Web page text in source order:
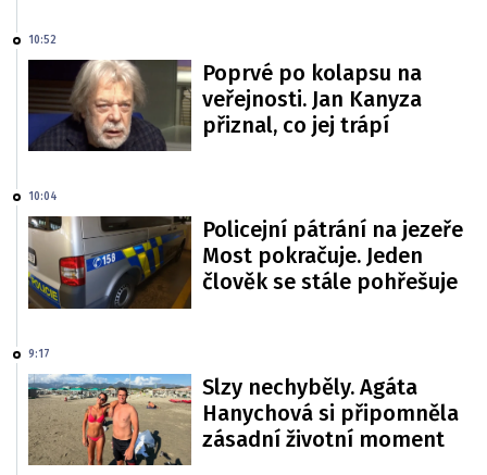
10:52
Poprvé po kolapsu na
veřejnosti. Jan Kanyza
přiznal, co jej trápí
10:04
Policejní pátrání na jezeře
Most pokračuje. Jeden
člověk se stále pohřešuje
9:17
Slzy nechyběly. Agáta
Hanychová si připomněla
zásadní životní moment